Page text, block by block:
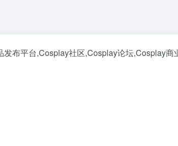
发布平台,Cosplay社区,Cosplay论坛,Cosplay商